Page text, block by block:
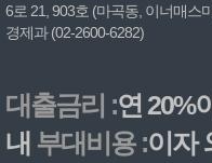
6로 21, 903호 (마곡동, 이너매스
경제과 (02-2600-6282)
대출금리 :연 20%
내 부대비용 :이자